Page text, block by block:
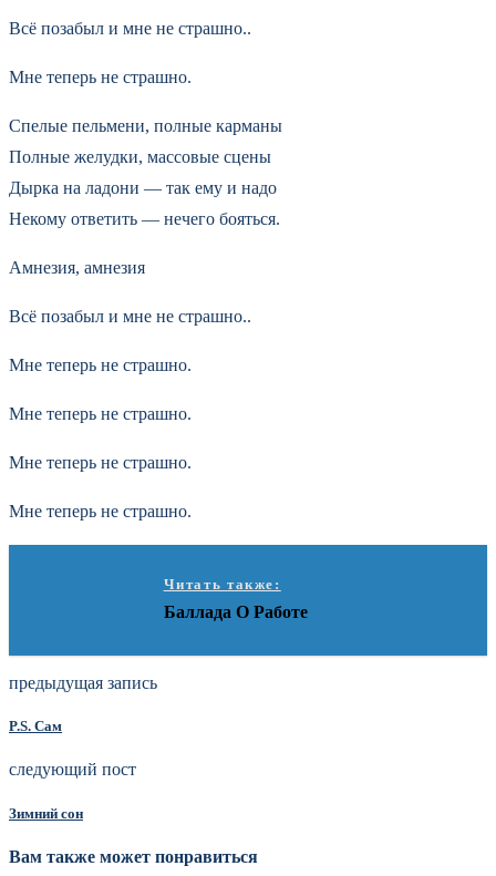
Всё позабыл и мне не страшно..
Мне теперь не страшно.
Спелые пельмени, полные карманы
Полные желудки, массовые сцены
Дырка на ладони — так ему и надо
Некому ответить — нечего бояться.
Амнезия, амнезия
Всё позабыл и мне не страшно..
Мне теперь не страшно.
Мне теперь не страшно.
Мне теперь не страшно.
Мне теперь не страшно.
Читать также:
Баллада О Работе
предыдущая запись
P.S. Сам
следующий пост
Зимний сон
Вам также может понравиться